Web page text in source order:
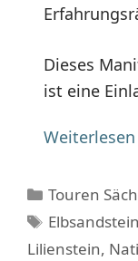
Dieses
ist eine
Weiterlesen
Kategorien
Touren
Lilienstein,